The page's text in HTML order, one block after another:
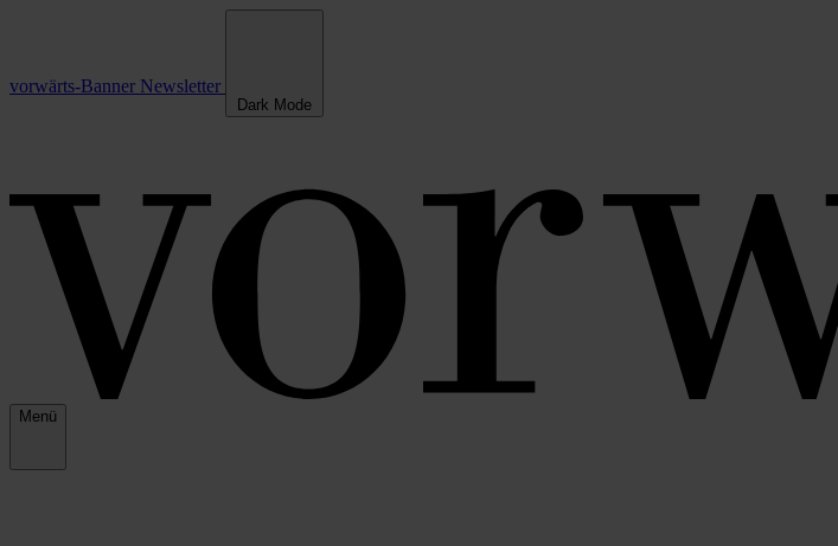
vorwärts-Banner Newsletter
Dark Mode
Menü